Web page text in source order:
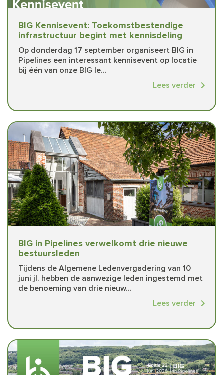
BIG Kennisevent: Toekomstbestendige
infrastructuur begint met kennisdeling
Op donderdag 17 september organiseert BIG in
Pipelines een interessant kennisevent op locatie
bij één van onze BIG le...
Lees verder
BIG in Pipelines verwelkomt drie nieuwe
bestuursleden
Tijdens de Algemene Ledenvergadering van 10
juni jl. hebben de aanwezige leden ingestemd met
de benoeming van drie nieuw...
Lees verder